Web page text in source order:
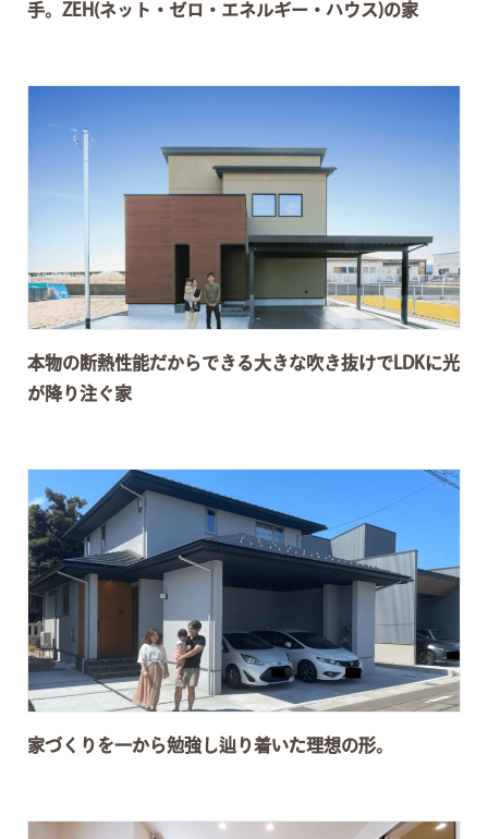
手。ZEH(ネット・ゼロ・エネルギー・ハウス)の家
本物の断熱性能だからできる大きな吹き抜けでLDKに光
が降り注ぐ家
家づくりを一から勉強し辿り着いた理想の形。